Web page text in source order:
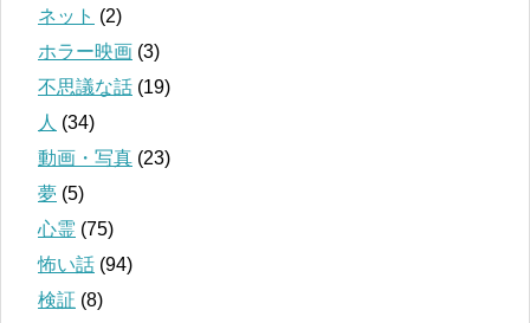
ネット (2)
ホラー映画 (3)
不思議な話 (19)
人 (34)
動画・写真 (23)
夢 (5)
心霊 (75)
怖い話 (94)
検証 (8)